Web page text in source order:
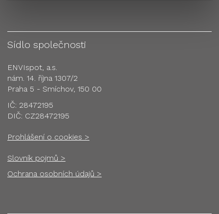
Sídlo společnosti
ENVIspot, a.s.
nám. 14. října 1307/2
Praha 5 - Smíchov, 150 00
IČ: 28472195
DIČ: CZ28472195
Prohlášení o cookies >
Slovník pojmů >
Ochrana osobních údajů >